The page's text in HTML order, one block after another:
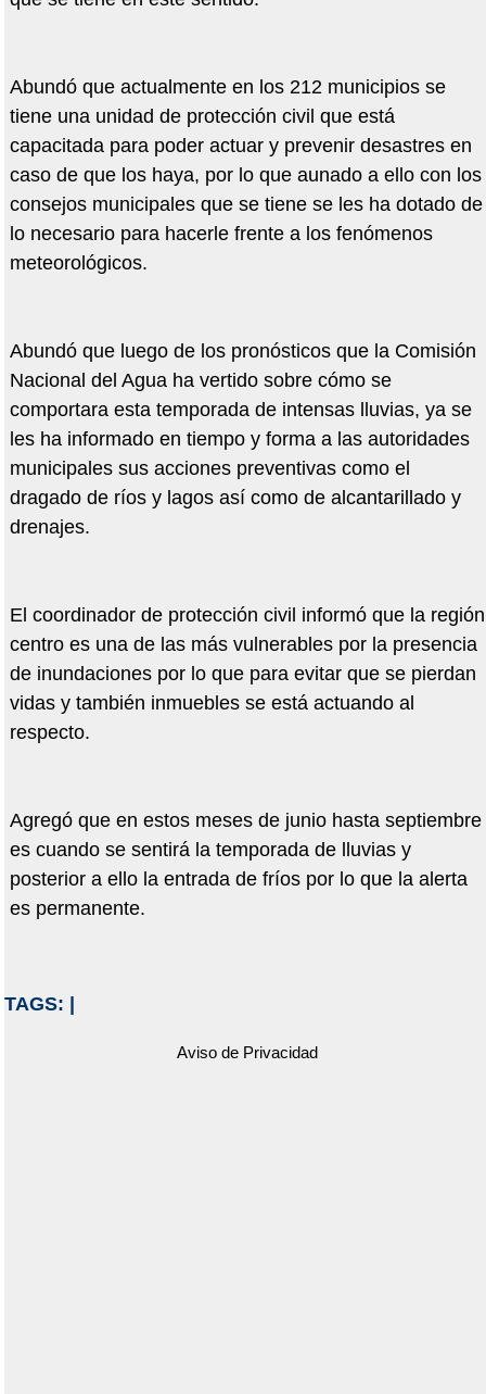
Abundó que actualmente en los 212 municipios se
tiene una unidad de protección civil que está
capacitada para poder actuar y prevenir desastres en
caso de que los haya, por lo que aunado a ello con los
consejos municipales que se tiene se les ha dotado de
lo necesario para hacerle frente a los fenómenos
meteorológicos.
Abundó que luego de los pronósticos que la Comisión
Nacional del Agua ha vertido sobre cómo se
comportara esta temporada de intensas lluvias, ya se
les ha informado en tiempo y forma a las autoridades
municipales sus acciones preventivas como el
dragado de ríos y lagos así como de alcantarillado y
drenajes.
El coordinador de protección civil informó que la región
centro es una de las más vulnerables por la presencia
de inundaciones por lo que para evitar que se pierdan
vidas y también inmuebles se está actuando al
respecto.
Agregó que en estos meses de junio hasta septiembre
es cuando se sentirá la temporada de lluvias y
posterior a ello la entrada de fríos por lo que la alerta
es permanente.
TAGS:
Aviso de Privacidad